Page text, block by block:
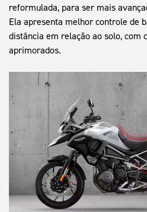
reformulada, para ser mais
Ela apresenta melhor controle de
distância em relação ao solo, com
aprimorados.